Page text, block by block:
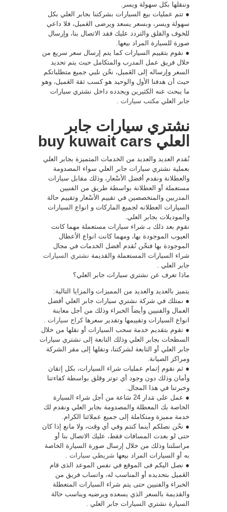
وننقلها بكل سهولة ويسر.
● تتم عمليات بيع السيارات بشركتنا بجابر العلي بكل
سهولة ويسر، وبسعر يسعد ويرضى العَميل، فلا داعي
للخوف والقلق والتردد عليك فقد الاتصال بنا، وإرسال
صورة للسيارة المراد بيعها.
● نقوم بتقييم السيارات كما يتم إرسال سعر سريع من
خلال فريق عمل المدرب والمتكامل حيث يتم تحديد
السعر وإرساله إلى العَميل، نحْن نلبي جميع متطلباتكم
حيث أن هدفنا الأول والوحيد هو كسب ثقة العَميل، وهو
ما يبحث عنه الكثيرين ويجدده داخل نشتري سيارات
جابر العلي مكتب سيارات .
نشتري سيارات جابر
العلي buy kuwait cars
نُقدم العديد والعديد من الخدمات المتميزة بجابر العلي
بعملية نشتري سيارات جابر العلي سواء المصدومة
والعطلانة ونقدم أفضل الأسْعار، وذلك مقابل سيارات
مستعملة أو العطلانة بواسطة طريق من الفنيين
المدربين والمتخصصين في تقييم الأسْعار وتقييم حالة
السيارات العطلانه لجميع الماركات و انواع السيارات
والموديلات بجابر العلي.
نقوم بعد ذلك بـ شراء سيارات مستعملة مهما كانت
العيوب الموجودة بها، ومهما كانت انواع الأعطال
الموجودة بها فنحْن نُقدم أفضل الخدمات في مجال
شراء السيارات المستعملة والقديمة نشتري السيارات
جابر العلي .
ماذا تعرف عن نشتري سيارات جابر العلي؟
يتميز بالعديد والعديد من المميزات والمزايا التالية:
● نمتلك في شركة نشتري سيارات جابر العلي أفضل
العمال والفنيين وأيضاً الخبراء وذلك من أجل معاينة
انواع السيارات وتقييمها وتقدير سعرهاكراج سيارات .
● نقوم بتقديم خدمة سحب السيارات أو نقلها من خلال
السطحات بجابر العلي وذلك التابعة إلى نشتري سيارات
جابر العلي أو التابعة لشركتنا، ونقلها إلى مقر الشركة
ومراكز الصيانة.
● ثم نقوم إتمام عمليات شراء السيارات، بكل إتقان
وأمان وذلك دون وجود أي توتر وقلق بواسطة كفاءتنا
وخبرتنا في هذا المجال.
● عمل على مَدار 24 سَاعة من أجل شراء السيارة
الخاصة بك المعطلة والمصدومة بجابر العلي ونقدم لك
خدمة مميزة ومتكاملة إلى جميع عملائنا الكرام.
● نحْن نصلكم أينما كنتم وفي أي وقت، ولا مانع إذا كان
حتى لو بعدت المسافات فقط، عليك الاتصال بنا أو
مراسلتنا وذلك من خلال إرسال صورة السيارة الخاصة
به أو السيارات المراد بيعها شريطي سيارات .
● نصل اليكم فى الموقع في نفس الموعد الذى قام
العَميل بتحديده أو المناسب له، واتساب فريق من
الخبراء والفنيين حتى يتم شراء السيارات المتعطلة
والقديمة بالسعر الذي يسعده ويرضيه ويناسب حالة
السيارة نشتري السيارات جابر العلي .